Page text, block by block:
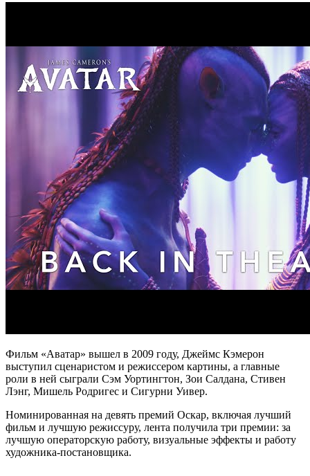
Фильм «Аватар» вышел в 2009 году, Джеймс Кэмерон
выступил сценаристом и режиссером картины, а главные
роли в ней сыграли Сэм Уортингтон, Зои Салдана, Стивен
Лэнг, Мишель Родригес и Сигурни Уивер.
Номинированная на девять премий Оскар, включая лучший
фильм и лучшую режиссуру, лента получила три премии: за
лучшую операторскую работу, визуальные эффекты и работу
художника-постановщика.